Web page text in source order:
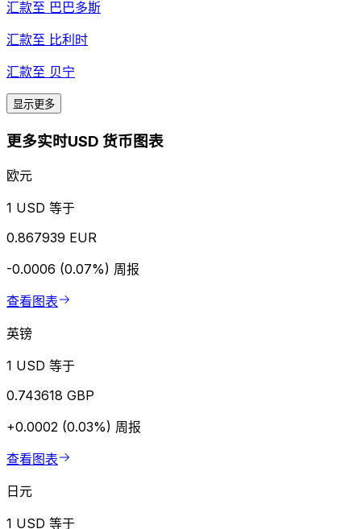
汇款至 巴巴多斯
汇款至 比利时
汇款至 贝宁
显示更多
更多实时USD 货币图表
欧元
1 USD 等于
0.867939 EUR
-0.0006 (0.07%) 周报
查看图表
英镑
1 USD 等于
0.743618 GBP
+0.0002 (0.03%) 周报
查看图表
日元
1 USD 等于